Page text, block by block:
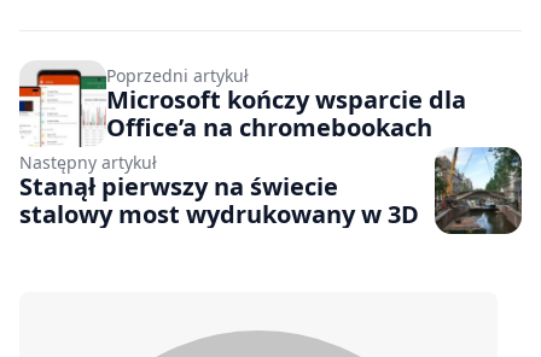
Poprzedni artykuł
Microsoft kończy wsparcie dla
Office’a na chromebookach
Następny artykuł
Stanął pierwszy na świecie
stalowy most wydrukowany w 3D